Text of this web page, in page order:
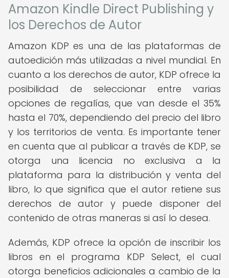
Amazon Kindle Direct Publishing y
los Derechos de Autor
Amazon KDP es una de las plataformas de
autoedición más utilizadas a nivel mundial. En
cuanto a los derechos de autor, KDP ofrece la
posibilidad de seleccionar entre varias
opciones de regalías, que van desde el 35%
hasta el 70%, dependiendo del precio del libro
y los territorios de venta. Es importante tener
en cuenta que al publicar a través de KDP, se
otorga una licencia no exclusiva a la
plataforma para la distribución y venta del
libro, lo que significa que el autor retiene sus
derechos de autor y puede disponer del
contenido de otras maneras si así lo desea.
Además, KDP ofrece la opción de inscribir los
libros en el programa KDP Select, el cual
otorga beneficios adicionales a cambio de la